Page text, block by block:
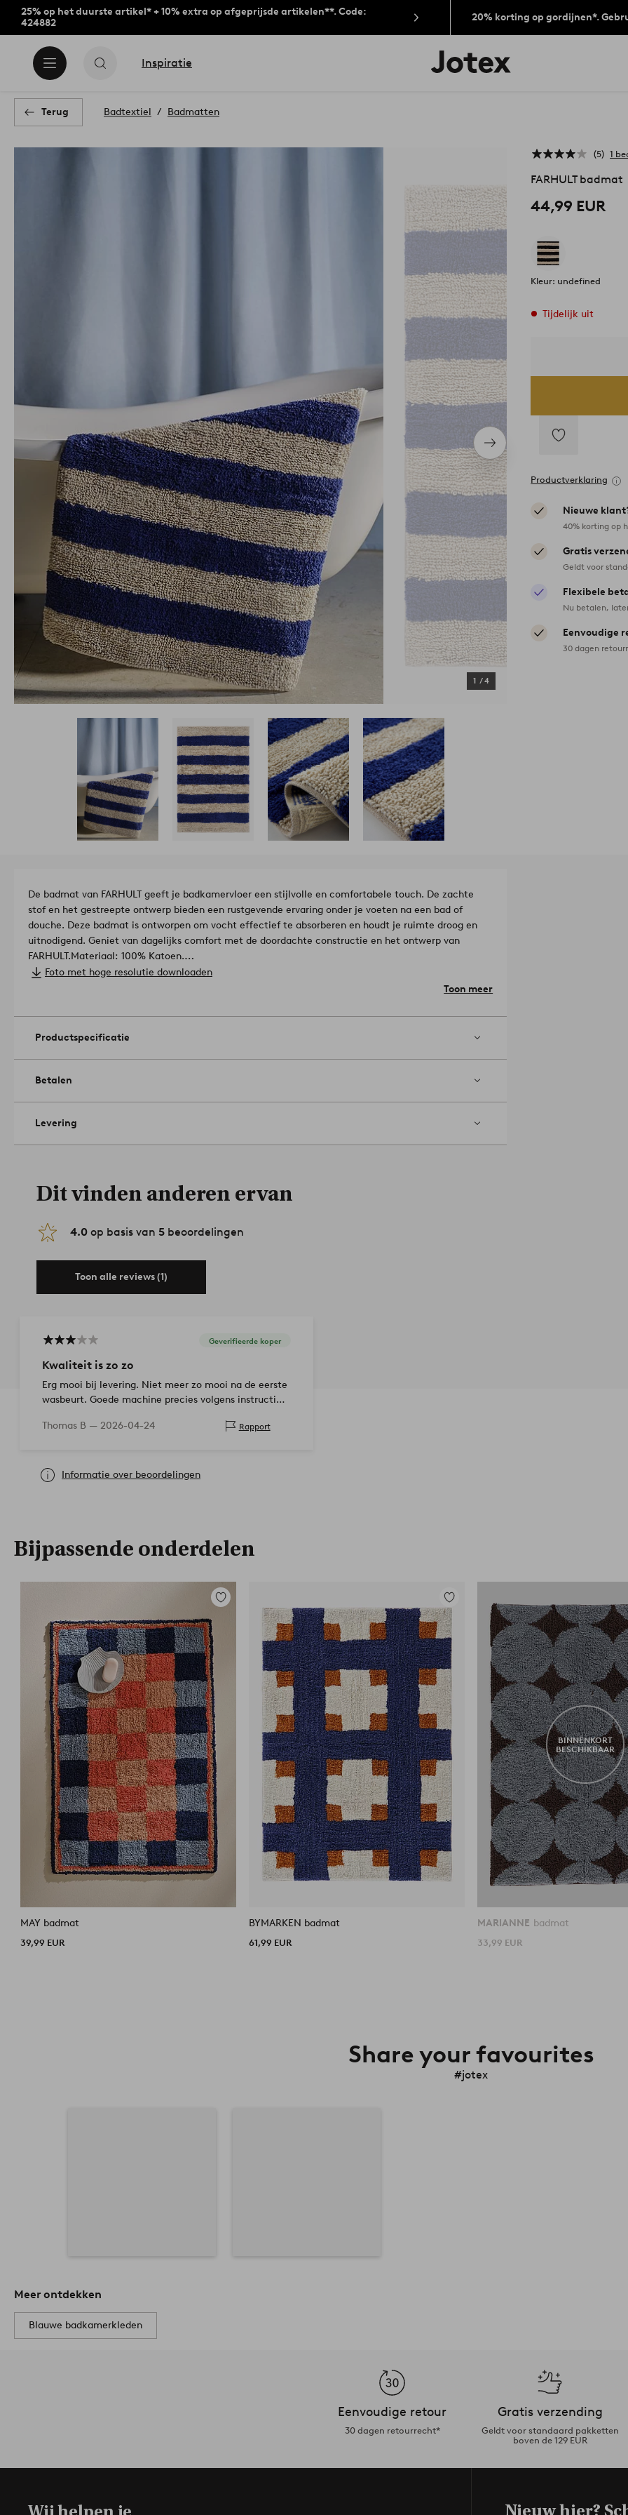
25% op het duurste artikel* + 10% extra op afgeprijsde artikelen**. Code:
424882
20% korting op gordijnen*.
Inspiratie
Jotex
logo
Terug Badtextiel Badmatten
Volgend
item
1 /4
5 1
FARHULT badmat
44,99 EUR
Kleur: undefined
Tijdelijk uit
aan
favorieten
Productverklaring
Nieuwe
40% korting op
Gratis
Geldt voor
Flexibele
Nu betalen,
Eenvoudige
30 dagen
De badmat van FARHULT geeft je badkamervloer een stijlvolle en comfortabele touch. De zachte
stof en het gestreepte ontwerp bieden een rustgevende ervaring onder je voeten na een bad of
douche. Deze badmat is ontworpen om vocht effectief te absorberen en houdt je ruimte droog en
uitnodigend. Geniet van dagelijks comfort met de doordachte constructie en het ontwerp van
FARHULT.
Materiaal: 100% Katoen.
Lengte: 90 cm.
Gramsgewicht: 1460 g/m².Niet machinaal drogen. Niet strijken. Fijne was 30°C. Gebruik geen
bleekmiddel. Niet droogkuisen.
Foto met hoge resolutie downloaden
Toon meer
Productspecificatie
Betalen
Levering
Dit vinden anderen ervan
4.0 op basis van 5 beoordelingen
Toon alle reviews (1)
Geverifieerde koper
Kwaliteit is zo zo
Erg mooi bij levering. Niet meer zo mooi na de eerste
wasbeurt. Goede machine precies volgens instructies.
Thomas B — 2026-04-24 Rapport
Informatie over beoordelingen
Bijpassende onderdelen
Toevoegen
favorieten
MAY badmat
39,99 EUR
Toevoegen
aan
favorieten
BYMARKEN badmat
61,99 EUR
BINNENKORT
BESCHIKBAAR
MARIANNE badmat
33,99 EUR
Share your favourites
#jotex
Meer ontdekken
Blauwe badkamerkleden
Eenvoudige retour
30 dagen retourrecht*
Gratis verzending
Geldt voor standaard pakketten
boven de 129 EUR
Nieuw hier?